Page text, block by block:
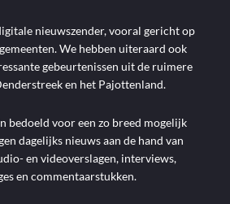
nieuwszender, vooral gericht op
We hebben uiteraard ook
gebeurtenissen uit de ruimere
en het Pajottenland.
bedoeld voor een zo breed mogelijk
dagelijks nieuws aan de hand van
en videoverslagen, interviews,
en commentaarstukken.